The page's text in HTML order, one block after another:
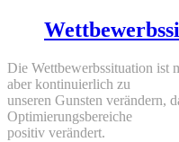
Die Wettbewerbssituation ist
aber kontinuierlich zu
unseren Gunsten verändern,
Optimierungsbereiche
positiv verändert.